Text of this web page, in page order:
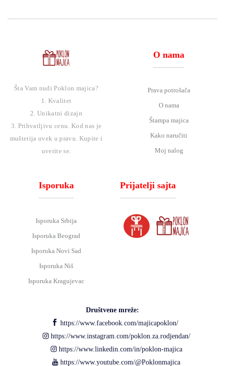
Šta Vam nudi Poklon majica?
1. Kvalitet
2. Unikatni dizajn
3. Prihvatljivu cenu. Kod nas je
mušterija uvek u pravu. Kupite i
uverite se.
O nama
Prava potrošača
O nama
Štampa majica
Kako naručiti
Moj nalog
Isporuka
Isporuka Srbija
Isporuka Beograd
Isporuka Novi Sad
Isporuka Niš
Isporuka Kragujevac
Prijatelji sajta
Društvene mreže:
https://www.facebook.com/majicapoklon/
https://www.instagram.com/poklon.za.rodjendan/
https://www.linkedin.com/in/poklon-majica
https://www.youtube.com/@Poklonmajica